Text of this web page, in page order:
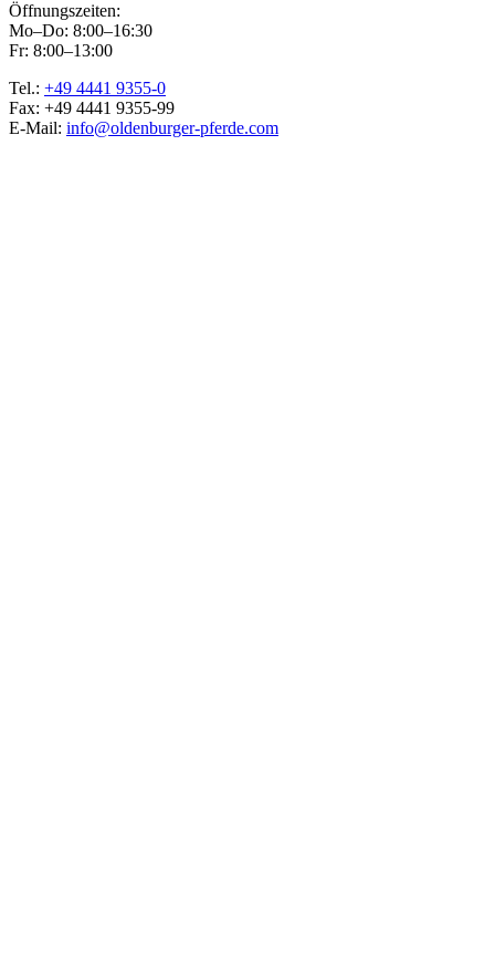
Öffnungszeiten:
Mo–Do: 8:00–16:30
Fr: 8:00–13:00
Tel.: +49 4441 9355-0
Fax: +49 4441 9355-99
E-Mail: info@oldenburger-pferde.com